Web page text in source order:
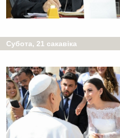
Субота, 21 сакавіка